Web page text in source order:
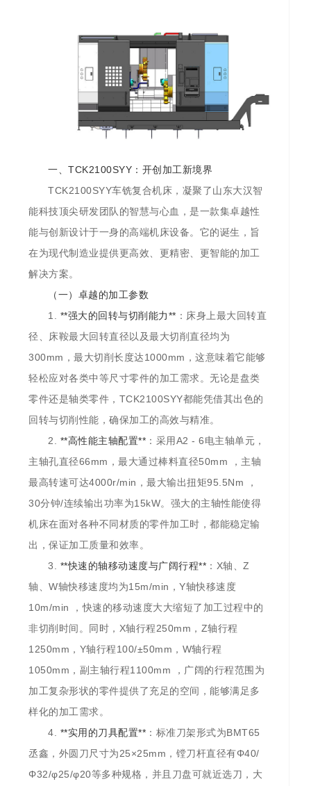
一、TCK2100SYY：开创加工新境界
TCK2100SYY车铣复合机床，凝聚了山东大汉智
能科技顶尖研发团队的智慧与心血，是一款集卓越性
能与创新设计于一身的高端机床设备。它的诞生，旨
在为现代制造业提供更高效、更精密、更智能的加工
解决方案。
（一）卓越的加工参数
1. **强大的回转与切削能力** ：床身上最大回转直
径、床鞍最大回转直径以及最大切削直径均为
300mm，最大切削长度达1000mm，这意味着它能够
轻松应对各类中等尺寸零件的加工需求。无论是盘类
零件还是轴类零件，TCK2100SYY都能凭借其出色的
回转与切削性能，确保加工的高效与精准。
2. **高性能主轴配置** ：采用A2 - 6电主轴单元，
主轴孔直径66mm，最大通过棒料直径50mm ，主轴
最高转速可达4000r/min，最大输出扭矩95.5Nm ，
30分钟/连续输出功率为15kW。强大的主轴性能使得
机床在面对各种不同材质的零件加工时，都能稳定输
出，保证加工质量和效率。
3. **快速的轴移动速度与广阔行程** ：X轴、Z
轴、W轴快移速度均为15m/min，Y轴快移速度
10m/min ，快速的移动速度大大缩短了加工过程中的
非切削时间。同时，X轴行程250mm，Z轴行程
1250mm，Y轴行程100/±50mm，W轴行程
1050mm，副主轴行程1100mm ，广阔的行程范围为
加工复杂形状的零件提供了充足的空间，能够满足多
样化的加工需求。
4. **实用的刀具配置** ：标准刀架形式为BMT65
丞鑫，外圆刀尺寸为25×25mm，镗刀杆直径有Φ40/
Φ32/φ25/φ20等多种规格，并且刀盘可就近选刀，大